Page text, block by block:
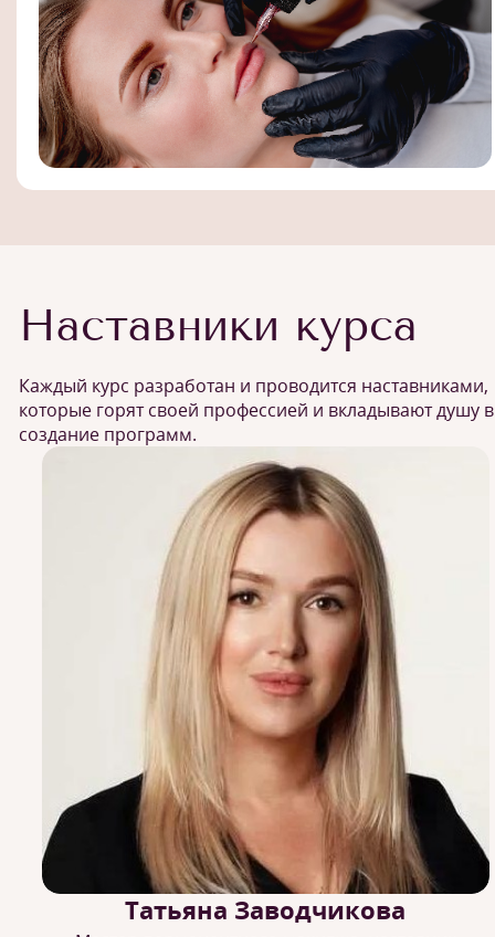
Наставники курса
Каждый курс разработан и проводится наставниками,
которые горят своей профессией и вкладывают душу в
создание программ.
Татьяна Заводчикова